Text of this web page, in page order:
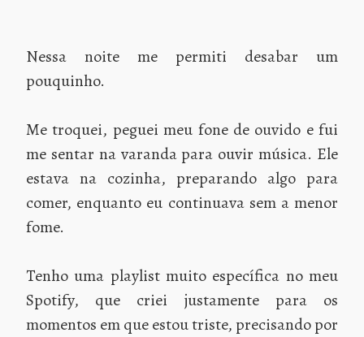
Nessa noite me permiti desabar um
pouquinho.
Me troquei, peguei meu fone de ouvido e fui
me sentar na varanda para ouvir música. Ele
estava na cozinha, preparando algo para
comer, enquanto eu continuava sem a menor
fome.
Tenho uma playlist muito específica no meu
Spotify, que criei justamente para os
momentos em que estou triste, precisando por